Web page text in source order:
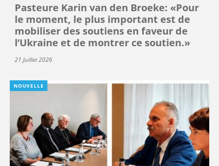
Pasteure Karin van den Broeke: «Pour
le moment, le plus important est de
mobiliser des soutiens en faveur de
l’Ukraine et de montrer ce soutien.»
21 Juillet 2026
NOUVELLE